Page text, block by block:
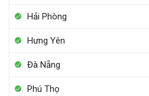
Hải Phòng
Hưng Yên
Đà Nẵng
Phú Thọ